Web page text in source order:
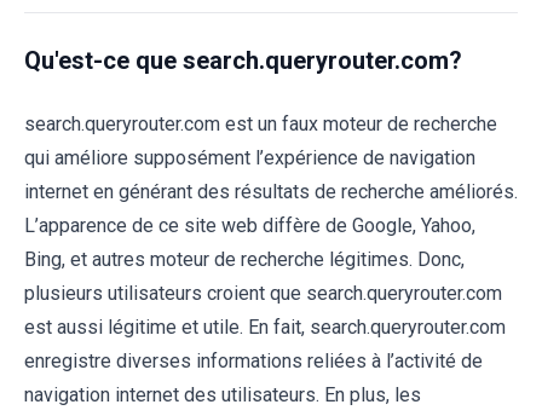
Qu'est-ce que search.queryrouter.com?
search.queryrouter.com est un faux moteur de recherche
qui améliore supposément l’expérience de navigation
internet en générant des résultats de recherche améliorés.
L’apparence de ce site web diffère de Google, Yahoo,
Bing, et autres moteur de recherche légitimes. Donc,
plusieurs utilisateurs croient que search.queryrouter.com
est aussi légitime et utile. En fait, search.queryrouter.com
enregistre diverses informations reliées à l’activité de
navigation internet des utilisateurs. En plus, les